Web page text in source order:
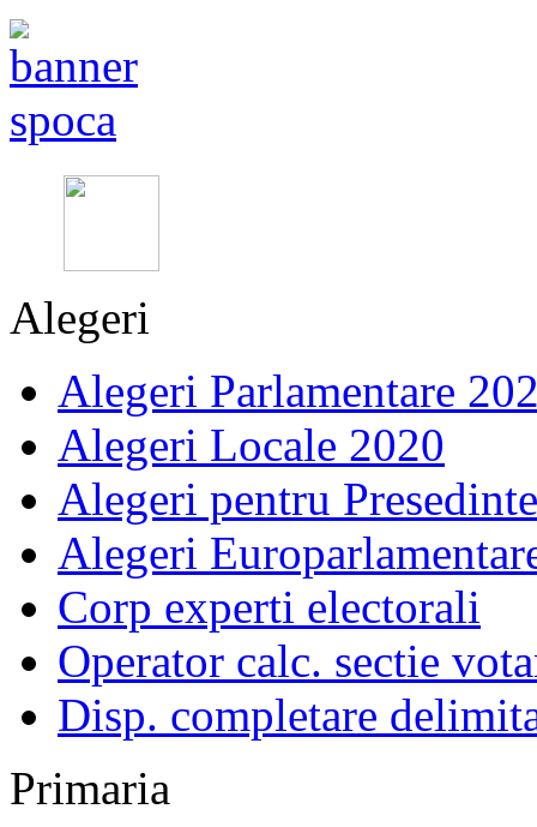
Alegeri
Alegeri Parlamentare
Alegeri Locale 2020
Alegeri pentru
Alegeri
Corp experti electorali
Operator calc. sectie
Disp. completare
Primaria